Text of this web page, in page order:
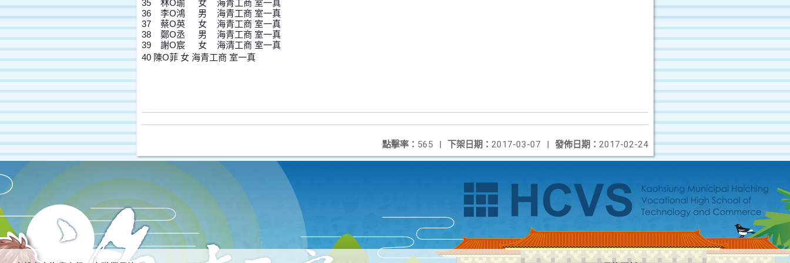
35	林O瑜	女	海青工商	室一真
36	李O鴻	男	海青工商	室一真
37	蔡O英	女	海青工商	室一真
38	鄭O丞	男	海青工商	室一真
39	謝O宸	女	海清工商	室一真
40 陳O菲 女 海青工商 室一真
發佈日期： 2017-02-24
下架日期： 2017-03-07 |
點擊率： 565 |